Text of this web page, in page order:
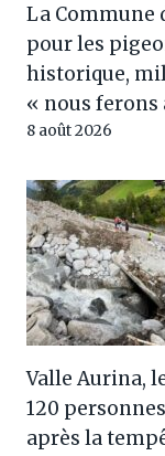
La Commune
pour les
historique,
« nous ferons
8 août 2026
Valle Aurina,
120
après la